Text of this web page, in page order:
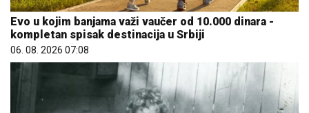
Evo u kojim banjama važi vaučer od 10.000 dinara -
kompletan spisak destinacija u Srbiji
06. 08. 2026 07:08